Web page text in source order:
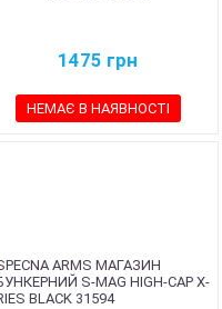
1475 грн
НЕМАЄ В НАЯВНОСТІ